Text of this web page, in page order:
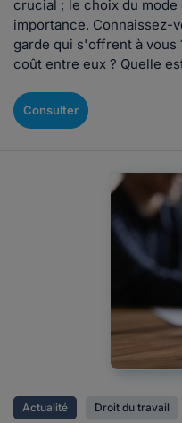
crucial ; le choix du mode
importance. Connaissez-
garde qui s'offrent à
coût entre eux ? Quelle
Consulter
Actualité Droit du travail